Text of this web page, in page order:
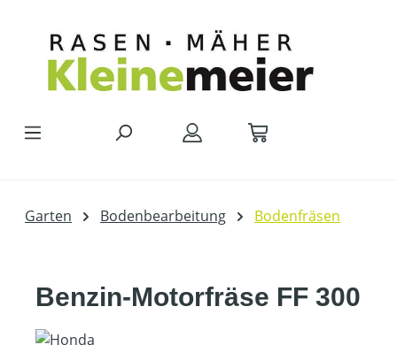
Garten Bodenbearbeitung Bodenfräsen
Benzin-Motorfräse FF 300